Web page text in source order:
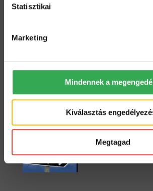
Statisztikai
Marketing
Mindennek a
Kiválasztás
Megtagad
Starter vagy
2022. május 3.
Egyirányú utca